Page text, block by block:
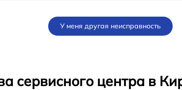
У меня другая неисправность
сервисного центра в